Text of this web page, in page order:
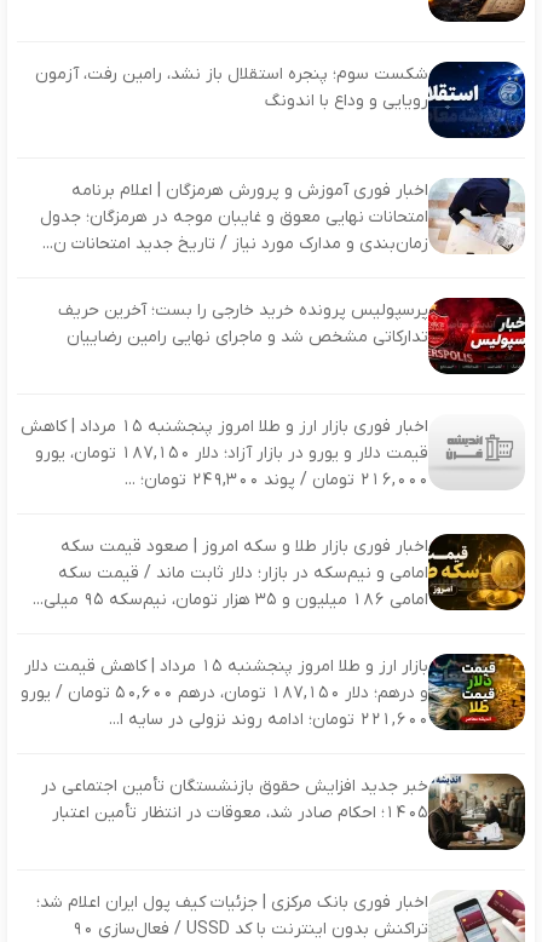
شکست سوم؛ پنجره استقلال باز نشد، رامین رفت، آزمون
رویایی و وداع با اندونگ
اخبار فوری آموزش و پرورش هرمزگان | اعلام برنامه
امتحانات نهایی معوق و غایبان موجه در هرمزگان؛ جدول
زمان‌بندی و مدارک مورد نیاز / تاریخ جدید امتحانات ن...
پرسپولیس پرونده خرید خارجی را بست؛ آخرین حریف
تدارکاتی مشخص شد و ماجرای نهایی رامین رضاییان
اخبار فوری بازار ارز و طلا امروز پنجشنبه ۱۵ مرداد | کاهش
قیمت دلار و یورو در بازار آزاد؛ دلار ۱۸۷,۱۵۰ تومان، یورو
۲۱۶,۰۰۰ تومان / پوند ۲۴۹,۳۰۰ تومان؛ ...
اخبار فوری بازار طلا و سکه امروز | صعود قیمت سکه
امامی و نیم‌سکه در بازار؛ دلار ثابت ماند / قیمت سکه
امامی ۱۸۶ میلیون و ۳۵ هزار تومان، نیم‌سکه ۹۵ میلی...
بازار ارز و طلا امروز پنجشنبه ۱۵ مرداد | کاهش قیمت دلار
و درهم؛ دلار ۱۸۷,۱۵۰ تومان، درهم ۵۰,۶۰۰ تومان / یورو
۲۲۱,۶۰۰ تومان؛ ادامه روند نزولی در سایه ا...
خبر جدید افزایش حقوق بازنشستگان تأمین اجتماعی در
۱۴۰۵؛ احکام صادر شد، معوقات در انتظار تأمین اعتبار
اخبار فوری بانک مرکزی | جزئیات کیف پول ایران اعلام شد؛
تراکنش بدون اینترنت با کد USSD / فعال‌سازی ۹۰